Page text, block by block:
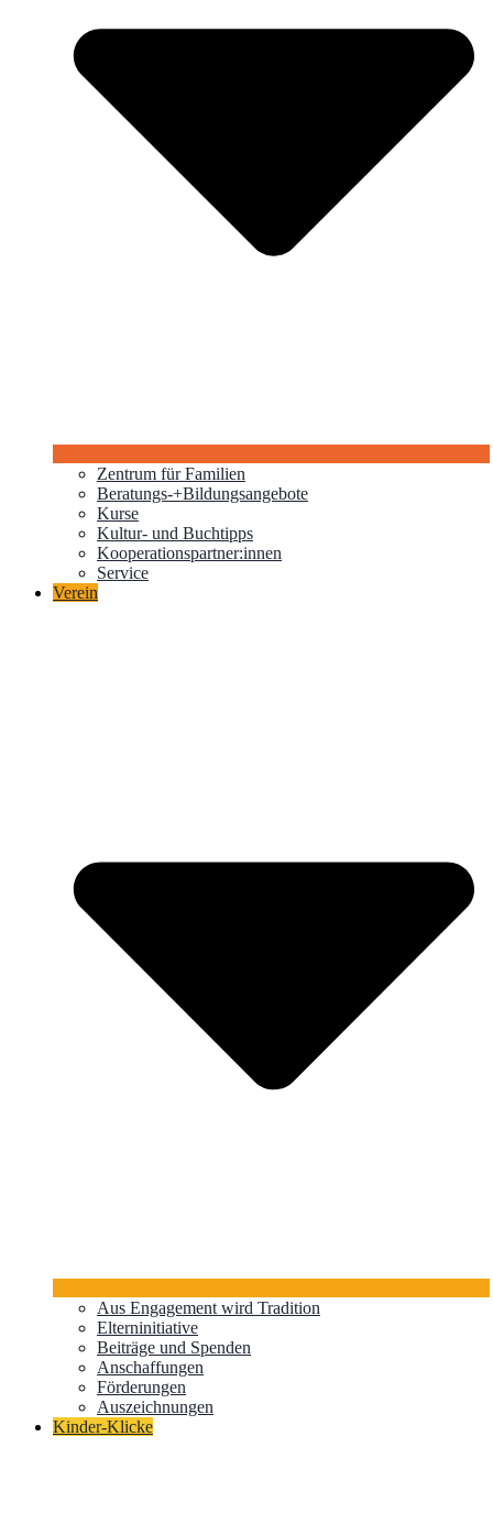
Zentrum für Familien
Beratungs-+Bildungsangebote
Kurse
Kultur- und Buchtipps
Kooperationspartner:innen
Service
Verein
Aus Engagement wird Tradition
Elterninitiative
Beiträge und Spenden
Anschaffungen
Förderungen
Auszeichnungen
Kinder-Klicke